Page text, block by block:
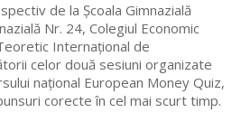
de la Școala Gimnazială
Nr. 24, Colegiul Economic
Internațional de
celor două sesiuni organizate
național European Money Quiz,
corecte în cel mai scurt timp.